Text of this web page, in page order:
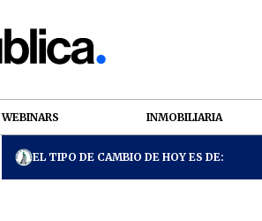
WEBINARS INMOBILIARIA
EL TIPO DE CAMBIO DE HOY ES DE: